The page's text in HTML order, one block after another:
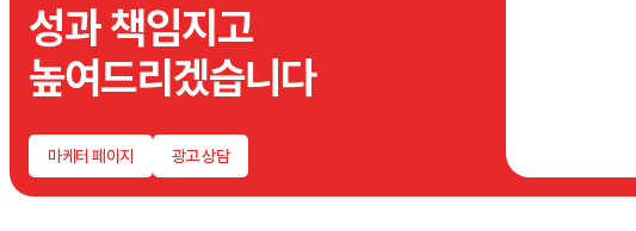
성과 책임지고
높여드리겠습니다
마케터 페이지 광고 상담